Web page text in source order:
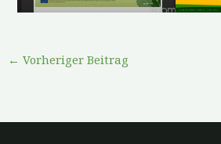
← Vorheriger Beitrag